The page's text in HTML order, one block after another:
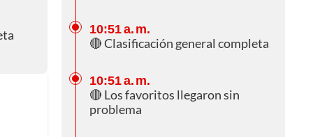
10:51 a. m.
🔴 Clasificación general completa
10:51 a. m.
🔴 Los favoritos llegaron sin
problema